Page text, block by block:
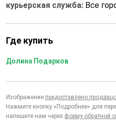
курьерская служба: Все
Где купить
Долина Подарков
Изображение предоставлено
Нажмите кнопку «Подробнее» для
напишите нам через форму обратной